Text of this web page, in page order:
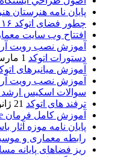
پایان نامه هنرستان
چطور فضای اتوکد ۲۰۱۶ را کلاسیک کنیم؟
افتتاح وب سایت معمار
آموزش نصب رویت
دستورات اتوکد 1 مارس 2015
آموزش میانبرهای
آموزش نصب رویت
سوالات اسکیس ارشد
ترفند های اتوکد 21 ژانویه 2015
آموزش کامل فرمان Scale در اتوکد
پایان نامه موزه آثار
رابطه معماری و
ریز فضاهای پایانه